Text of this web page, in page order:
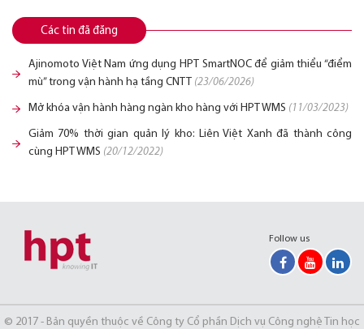
Các tin đã đăng
Ajinomoto Việt Nam ứng dụng HPT SmartNOC để giảm thiểu “điểm
mù” trong vận hành hạ tầng CNTT (23/06/2026)
Mở khóa vận hành hàng ngàn kho hàng với HPT WMS (11/03/2023)
Giảm 70% thời gian quản lý kho: Liên Việt Xanh đã thành công
cùng HPT WMS (20/12/2022)
Follow us
© 2017 - Bản quyền thuộc về Công ty Cổ phần Dịch vụ Công nghệ Tin học